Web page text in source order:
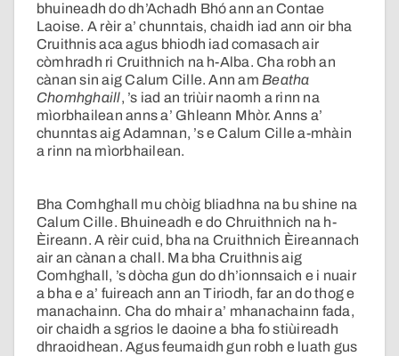
bhuineadh do dh’Achadh Bhó ann an Contae
Laoise. A rèir a’ chunntais, chaidh iad ann oir bha
Cruithnis aca agus bhiodh iad comasach air
còmhradh ri Cruithnich na h-Alba. Cha robh an
cànan sin aig Calum Cille. Ann amBeatha
Chomhghaill, ’s iad an triùir naomh a rinn na
mìorbhailean anns a’ Ghleann Mhòr. Anns a’
chunntas aig Adamnan, ’s e Calum Cille a-mhàin
a rinn na mìorbhailean.
Bha Comhghall mu chòig bliadhna na bu shine na
Calum Cille. Bhuineadh e do Chruithnich na h-
Èireann. A rèir cuid, bha na Cruithnich Èireannach
air an cànan a chall. Ma bha Cruithnis aig
Comhghall, ’s dòcha gun do dh’ionnsaich e i nuair
a bha e a’ fuireach ann an Tiriodh, far an do thog e
manachainn. Cha do mhair a’ mhanachainn fada,
oir chaidh a sgrios le daoine a bha fo stiùireadh
dhraoidhean. Agus feumaidh gun robh e luath gus